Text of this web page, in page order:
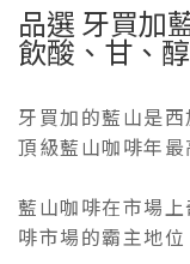
品選 牙買加
飲酸、甘、
牙買加的藍山是
頂級藍山咖啡年
藍山咖啡在市場
啡市場的霸主地位